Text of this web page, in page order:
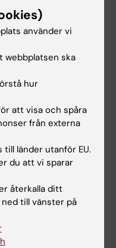
använder vi
webbplatsen ska
hur
att visa och spåra
från externa
länder utanför EU.
du att vi sparar
återkalla ditt
till vänster på